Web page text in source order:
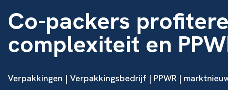
Co-packers
complexiteit en
Verpakkingen | Verpakkingsbedrijf | PPWR |